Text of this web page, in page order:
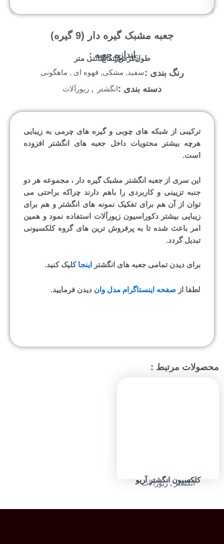
جعبه مشبک گیره دار (9 گیره)
اندازه جعبه :15
15
7 طول :عرض :ارتفاع :سانتی متر
سفید, مشکی, قهوه ای , ماهگونیرنگ بندی :
انگشتر , زیورآلات دسته بندی :
ترکیبی از شبکه های چوبی و گیره های چرمی به زیبایی
هرچه بیشتر محتویات داخل جعبه های انگشتر افزوده
است.
این سری از جعبه انگشتر مشبک گیره دار ، مجموعه هر دو
جنبه تزیینی و کاربردی را باهم دارند چراکه براحتی می
توان از آن هم برای تفکیک نمونه های انگشتر و هم برای
زیبایی بیشتر دکوراسیون زیورآلات استفاده نمود و همین
امر باعث شده تا به پرفروش ترین های گروه کلکسیونی
تبدیل گردد.
برای دیدن تمامی جعبه های انگشتر اینجا کلیک کنید.
لطفا از صفحه اینستاگرام مدل وان دیدن فرمایید.
محصولات مرتبط :
کلکسیون انگشتر آریو
انگشتر, زیورآلات